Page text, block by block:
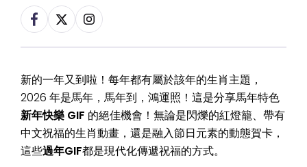
新的一年又到啦！每年都有屬於該年的生肖主題，
2026 年是馬年，馬年到，鴻運照！這是分享馬年特色
新年快樂 GIF 的絕佳機會！無論是閃爍的紅燈籠、帶有
中文祝福的生肖動畫，還是融入節日元素的動態賀卡，
這些過年GIF都是現代化傳遞祝福的方式。